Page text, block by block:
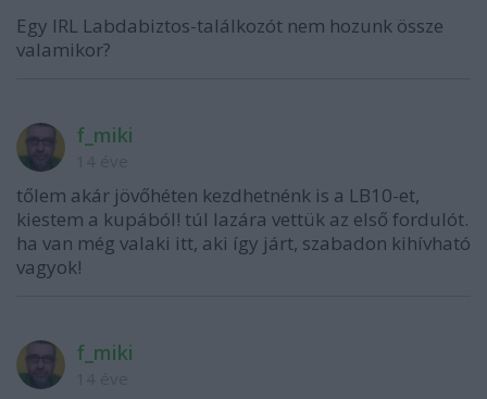
Egy IRL Labdabiztos-találkozót nem hozunk össze
valamikor?
f_miki
tőlem akár jövőhéten kezdhetnénk is a LB10-et,
kiestem a kupából! túl lazára vettük az első fordulót.
ha van még valaki itt, aki így járt, szabadon kihívható
vagyok!
f_miki